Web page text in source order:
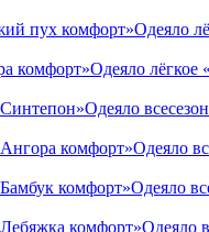
Одеяло
Одеяло лёгкое
Одеяло
Одеяло
Одеяло
Одеяло